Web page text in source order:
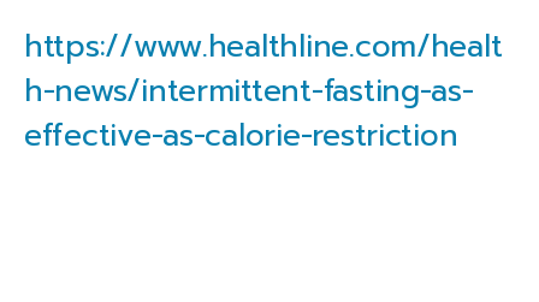
https://www.healthline.com/healt
h-news/intermittent-fasting-as-
effective-as-calorie-restriction